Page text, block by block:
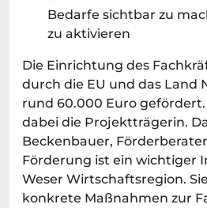
Bedarfe sichtbar zu
zu aktivieren
Die Einrichtung des
durch die EU und das Land
rund 60.000 Euro gefördert.
dabei die Projektträgerin.
Beckenbauer,
Förderung ist ein wichtiger
Weser Wirtschaftsregion.
konkrete Maßnahmen zur